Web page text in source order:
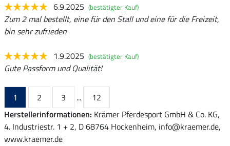
6.9.2025 (bestätigter Kauf)
Zum 2 mal bestellt, eine für den Stall und eine für die Freizeit,
bin sehr zufrieden
1.9.2025 (bestätigter Kauf)
Gute Passform und Qualität!
1 2 3 ...
12
Herstellerinformationen: Krämer Pferdesport GmbH & Co. KG,
4. Industriestr. 1 + 2, D 68764 Hockenheim, info@kraemer.de,
www.kraemer.de